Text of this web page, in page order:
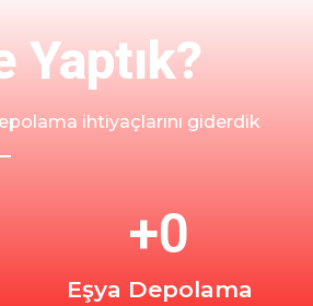
Yaptık?
ihtiyaçlarını giderdik
Eşya Depolama
+0